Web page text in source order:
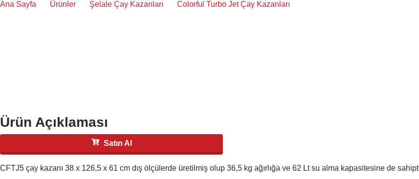
Ana Sayfa Ürünler Şelale Çay Kazanları Colorful Turbo Jet Çay Kazanları
Ürün Açıklaması
Satın Al
CFTJ5 çay kazanı 38 x 126,5 x 61 cm dış ölçülerde üretilmiş olup 36,5 kg ağırlığa ve 62 Lt su alma kapasitesine de